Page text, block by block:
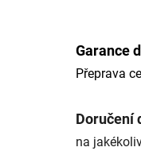
Garance
Přeprava
Doručení
na